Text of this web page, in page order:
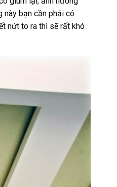
này bạn cần phải có
nứt to ra thì sẽ rất khó